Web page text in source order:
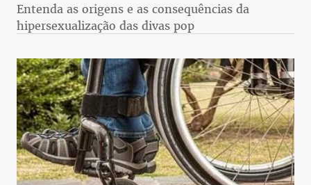
Entenda as origens e as consequências da
hipersexualização das divas pop